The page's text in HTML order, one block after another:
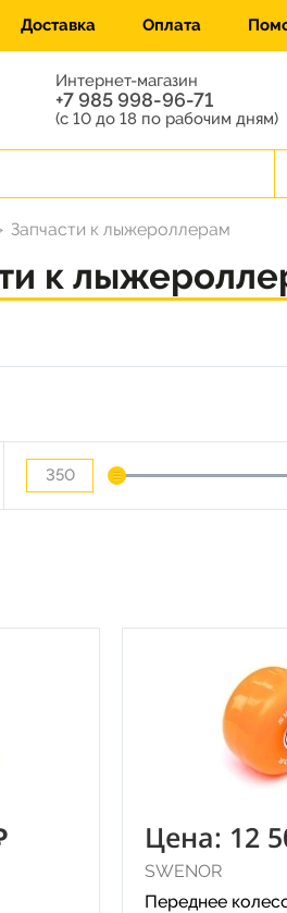
Доставка Оплата
Интернет-магазин
+7 985 998-96-71
(с 10 до 18 по рабочим дням)
Запчасти к лыжероллерам
к
Цена: 12
SWENOR
Переднее